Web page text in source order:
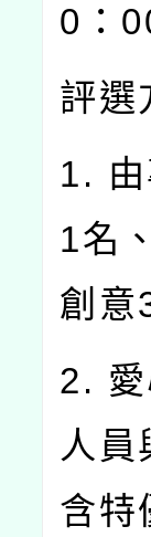
0：
評選
1.
1名
創意
2.
人
含特